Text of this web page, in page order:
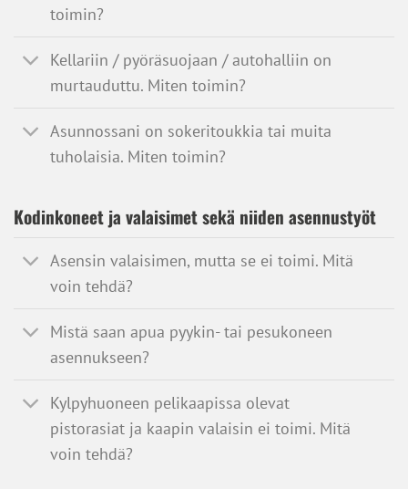
toimin?
Kellariin / pyöräsuojaan / autohalliin on
murtauduttu. Miten toimin?
Asunnossani on sokeritoukkia tai muita
tuholaisia. Miten toimin?
Kodinkoneet ja valaisimet sekä niiden asennustyöt
Asensin valaisimen, mutta se ei toimi. Mitä
voin tehdä?
Mistä saan apua pyykin- tai pesukoneen
asennukseen?
Kylpyhuoneen pelikaapissa olevat
pistorasiat ja kaapin valaisin ei toimi. Mitä
voin tehdä?